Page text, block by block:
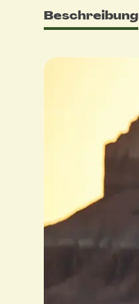
Beschreibung